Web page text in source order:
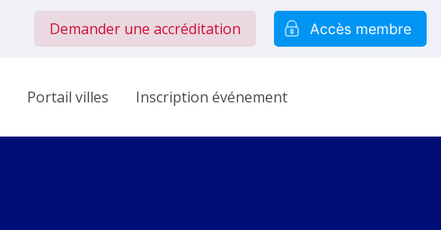
Demander une accréditation Accès membre
Portail villes Inscription événement